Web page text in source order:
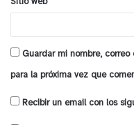
Guardar mi nombre,
para la próxima vez que
Recibir un email con los